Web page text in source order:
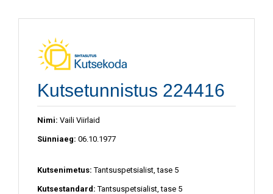
Kutsetunnistus 224416
Nimi: Vaili Viirlaid
Sünniaeg: 06.10.1977
Kutsenimetus:Tantsuspetsialist, tase 5
Kutsestandard:Tantsuspetsialist, tase 5